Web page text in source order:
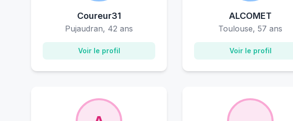
Coureur31
Pujaudran, 42 ans
Voir le profil
ALCOMET
Toulouse, 57 ans
Voir le profil